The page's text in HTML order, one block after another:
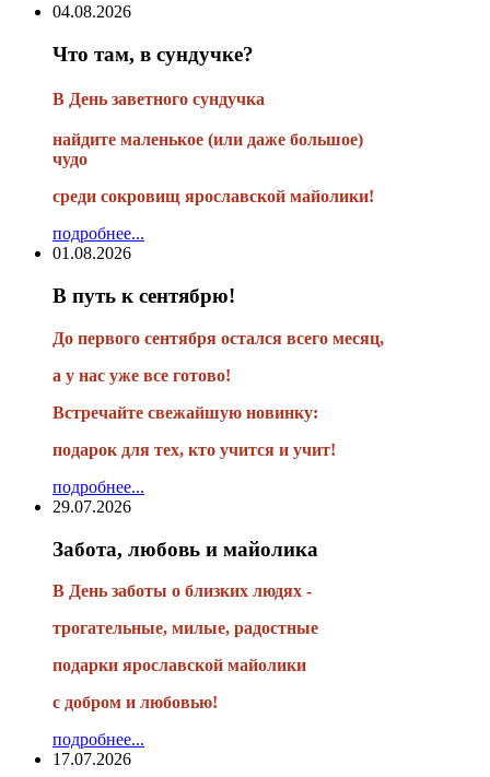
04.08.2026
Что там, в сундучке?
В День заветного сундучка
найдите маленькое (или даже большое)
чудо
среди сокровищ ярославской майолики!
подробнее...
01.08.2026
В путь к сентябрю!
До первого сентября остался всего месяц,
а у нас уже все готово!
Встречайте свежайшую новинку:
подарок для тех, кто учится и учит!
подробнее...
29.07.2026
Забота, любовь и майолика
В День заботы о близких людях -
трогательные, милые, радостные
подарки ярославской майолики
с добром и любовью!
подробнее...
17.07.2026